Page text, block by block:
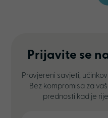
Prijavite se
Provjereni savjeti,
Bez kompromisa za
prednosti kad je